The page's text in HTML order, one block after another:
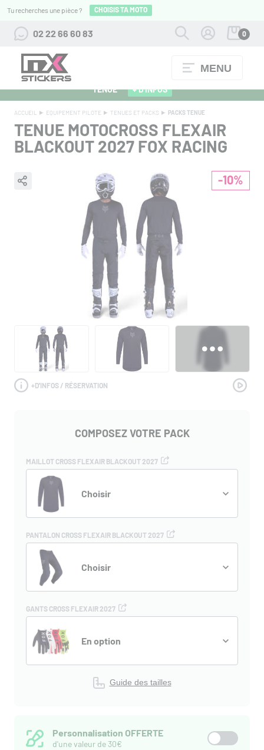
Tu recherches une pièce ? CHOISIS TA MOTO
02 22 66 60 83 0
MENU
ALPINESTARS 27 : FLOCAGE OFFERT POUR L'ACHAT D'UNE
TENUE
+ D'INFOS
ACCUEIL EQUIPEMENT PILOTE TENUES ET PACKS PACKS TENUE
TENUE MOTOCROSS FLEXAIR
BLACKOUT 2027 FOX RACING
-10%
+D'INFOS / RÉSERVATION
COMPOSEZ VOTRE PACK
MAILLOT CROSS FLEXAIR BLACKOUT 2027
Choisir
PANTALON CROSS FLEXAIR BLACKOUT 2027
Choisir
GANTS CROSS FLEXAIR 2027
En option
Guide des tailles
Personnalisation OFFERTE
d'une valeur de 30€